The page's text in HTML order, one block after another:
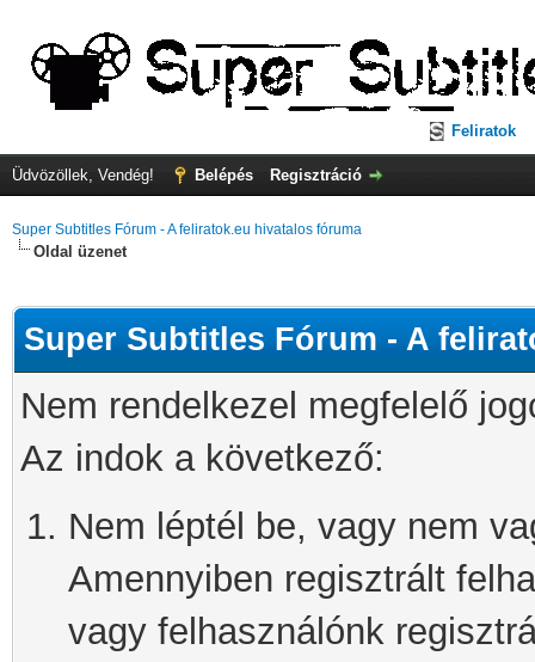
Feliratok
Üdvözöllek, Vendég! Belépés Regisztráció
Super Subtitles Fórum - A feliratok.eu hivatalos fóruma
Oldal üzenet
Super Subtitles Fórum - A
Nem rendelkezel megfelelő
Az indok a következő:
Nem léptél be, vagy nem
Amennyiben regisztrált
vagy felhasználónk